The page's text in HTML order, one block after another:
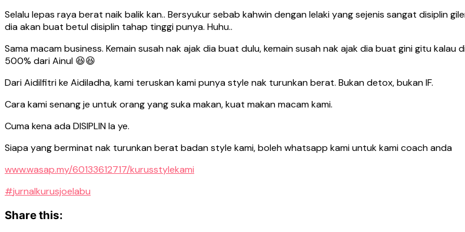
Selalu lepas raya berat naik balik kan.. Bersyukur sebab kahwin dengan lelaki yang sejenis sangat disiplin
dia akan buat betul disiplin tahap tinggi punya. Huhu..
Sama macam business. Kemain susah nak ajak dia buat dulu, kemain susah nak ajak dia buat gini gitu
500% dari Ainul 😆😆
Dari Aidilfitri ke Aidiladha, kami teruskan kami punya style nak turunkan berat. Bukan detox, bukan IF.
Cara kami senang je untuk orang yang suka makan, kuat makan macam kami.
Cuma kena ada DISIPLIN la ye.
Siapa yang berminat nak turunkan berat badan style kami, boleh whatsapp kami untuk kami coach anda
www.wasap.my/60133612717/kurusstylekami
#jurnalkurusjoelabu
Share this: